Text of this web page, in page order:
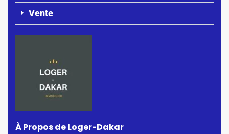
Vente
À Propos de Loger-Dakar